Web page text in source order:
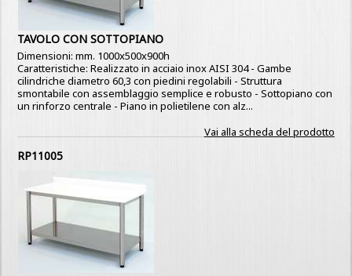
TAVOLO CON SOTTOPIANO
Dimensioni: mm. 1000x500x900h
Caratteristiche: Realizzato in acciaio inox AISI 304 - Gambe
cilindriche diametro 60,3 con piedini regolabili - Struttura
smontabile con assemblaggio semplice e robusto - Sottopiano con
un rinforzo centrale - Piano in polietilene con alz...
Vai alla scheda del prodotto
RP11005